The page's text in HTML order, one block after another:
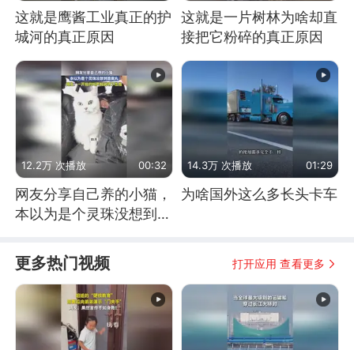
这就是鹰酱工业真正的护
城河的真正原因
这就是一片树林为啥却直
接把它粉碎的真正原因
12.2万 次播放 00:32
网友分享自己养的小猫，
本以为是个灵珠没想到是
14.3万 次播放 01:29
为啥国外这么多长头卡车
更多热门视频 打开应用 查看更多